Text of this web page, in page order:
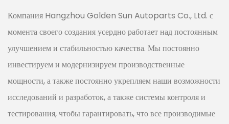
Компания Hangzhou Golden Sun Autoparts Co., Ltd. с
момента своего создания усердно работает над постоянным
улучшением и стабильностью качества. Мы постоянно
инвестируем и модернизируем производственные
мощности, а также постоянно укрепляем наши возможности
исследований и разработок, а также системы контроля и
тестирования, чтобы гарантировать, что все производимые